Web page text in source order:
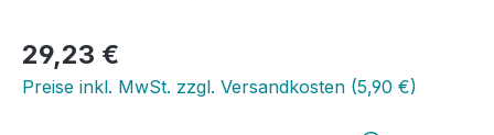
Regulärer Preis:
29,23 €
Preise inkl. MwSt. zzgl. Versandkosten (5,90 €)